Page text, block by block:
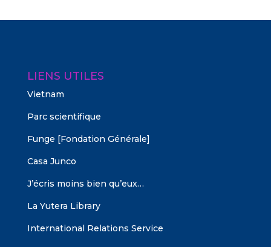
LIENS UTILES
Vietnam
Parc scientifique
Funge [Fondation Générale]
Casa Junco
J’écris moins bien qu’eux…
La Yutera Library
International Relations Service